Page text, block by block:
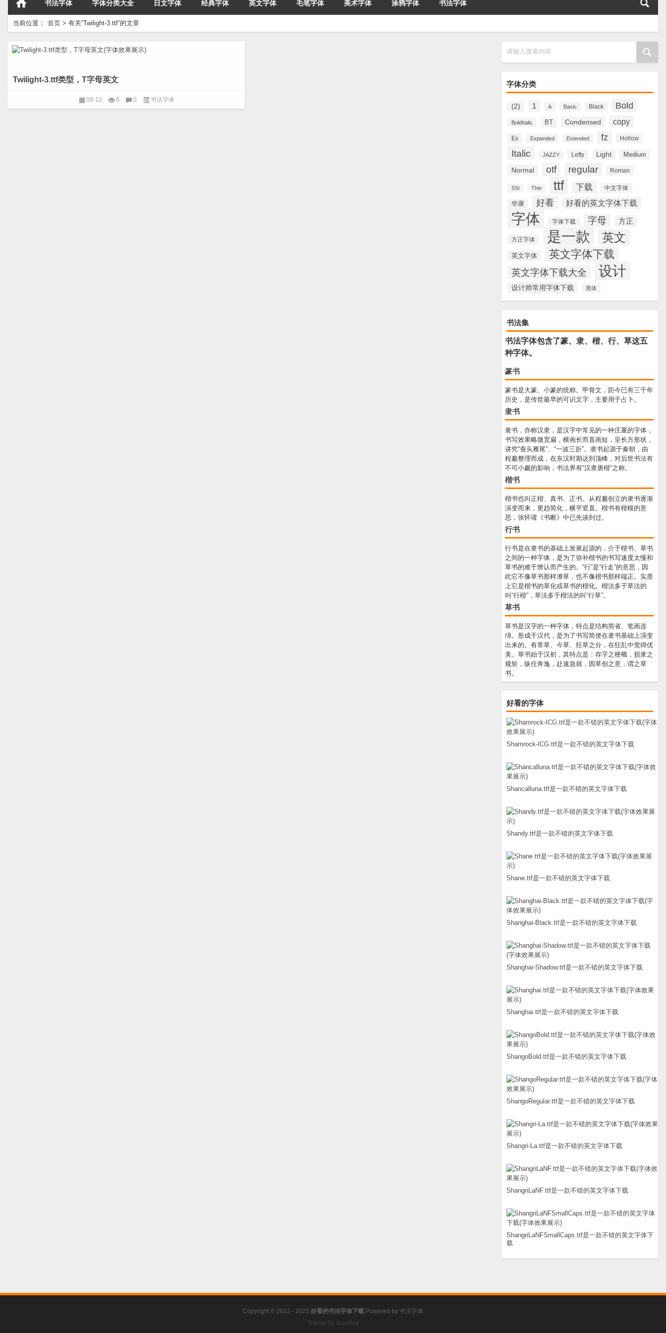
书法字体 字体分类大全 日文字体 经典字体 英文字体 毛笔字体 美术字体 涂鸦字体 书法字体
当前位置： 首页 > 有关“Twilight-3.ttf”的文章
请输入搜索内容
字体分类
(2) 1 A Basic Black Bold
BoldItalic BT Condensed copy
Ex Expanded Extended fz Hollow
Italic JAZZY Lefty Light Medium
Normal otf regular Roman
SSi Thin ttf 下载 中文字体
华康 好看 好看的英文字体下载
字体 字体下载 字母 方正
方正字体 是一款 英文
英文字体 英文字体下载
英文字体下载大全 设计
设计师常用字体下载 黑体
书法集
书法字体包含了篆、隶、楷、行、草这五
种字体。
篆书
篆书是大篆、小篆的统称。甲骨文，距今已有三千年
历史，是传世最早的可识文字，主要用于占卜。
隶书
隶书，亦称汉隶，是汉字中常见的一种庄重的字体，
书写效果略微宽扁，横画长而直画短，呈长方形状，
讲究“蚕头雁尾”、“一波三折”。隶书起源于秦朝，由
程邈整理而成，在东汉时期达到顶峰，对后世书法有
不可小觑的影响，书法界有“汉隶唐楷”之称。
楷书
楷书也叫正楷、真书、正书。从程邈创立的隶书逐渐
演变而来，更趋简化，横平竖直。楷书有楷模的意
思，张怀瓘《书断》中已先谈到过。
行书
行书是在隶书的基础上发展起源的，介于楷书、草书
之间的一种字体，是为了弥补楷书的书写速度太慢和
草书的难于辨认而产生的。“行”是“行走”的意思，因
此它不像草书那样潦草，也不像楷书那样端正。实质
上它是楷书的草化或草书的楷化。楷法多于草法的
叫“行楷”，草法多于楷法的叫“行草”。
草书
草书是汉字的一种字体，特点是结构简省、笔画连
绵。形成于汉代，是为了书写简便在隶书基础上演变
出来的。有章草、今草、狂草之分，在狂乱中觉得优
美。草书始于汉初，其特点是：存字之梗概，损隶之
规矩，纵任奔逸，赴速急就，因草创之意，谓之草
书。
好看的字体
Shamrock-ICG.ttf是一款不错的英文字体下载
Shancalluna.ttf是一款不错的英文字体下载
Shandy.ttf是一款不错的英文字体下载
Shane.ttf是一款不错的英文字体下载
Shanghai-Black.ttf是一款不错的英文字体下载
Shanghai-Shadow.ttf是一款不错的英文字体下载
Shanghai.ttf是一款不错的英文字体下载
ShangoBold.ttf是一款不错的英文字体下载
ShangoRegular.ttf是一款不错的英文字体下载
Shangri-La.ttf是一款不错的英文字体下载
ShangriLaNF.ttf是一款不错的英文字体下载
ShangriLaNFSmallCaps.ttf是一款不错的英文字体下
载
Twilight-3.ttf类型，T字母英文
09-12 0 0 书法字体
Copyright © 2012 - 2025 好看的书法字体下载 Powered by 书法字体
Theme By XiaoBoy